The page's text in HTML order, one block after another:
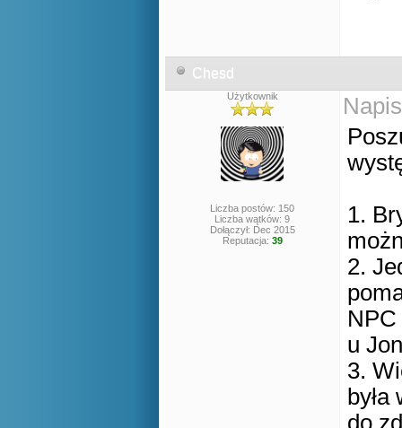
Chesd
Użytkownik
Liczba postów: 150
Liczba wątków: 9
Dołączył: Dec 2015
Reputacja: 39
1.
2.
u
3.
do